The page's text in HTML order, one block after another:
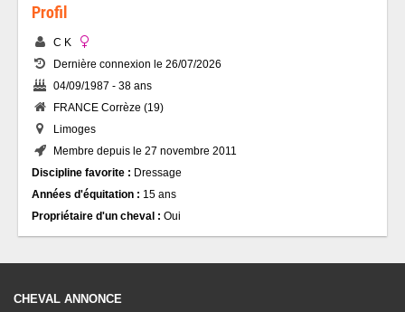
Profil
C K
Dernière connexion le 26/07/2026
04/09/1987 - 38 ans
FRANCE Corrèze (19)
Limoges
Membre depuis le 27 novembre 2011
Discipline favorite : Dressage
Années d'équitation : 15 ans
Propriétaire d'un cheval : Oui
CHEVAL ANNONCE